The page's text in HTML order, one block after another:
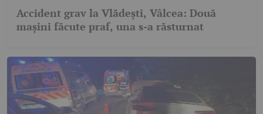
Accident grav la Vlădești, Vâlcea: Două
mașini făcute praf, una s-a răsturnat